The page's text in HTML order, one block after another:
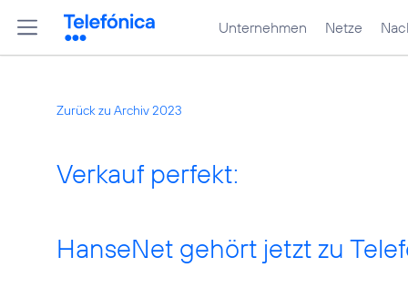
Unternehmen Netze
Zurück zu Archiv 2023
Verkauf perfekt:
HanseNet gehört jetzt zu